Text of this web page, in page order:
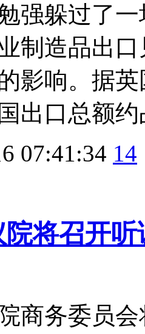
强躲过了
制造品出
影响。据
出口总额约
07:41:34 14
将召开
商务委员